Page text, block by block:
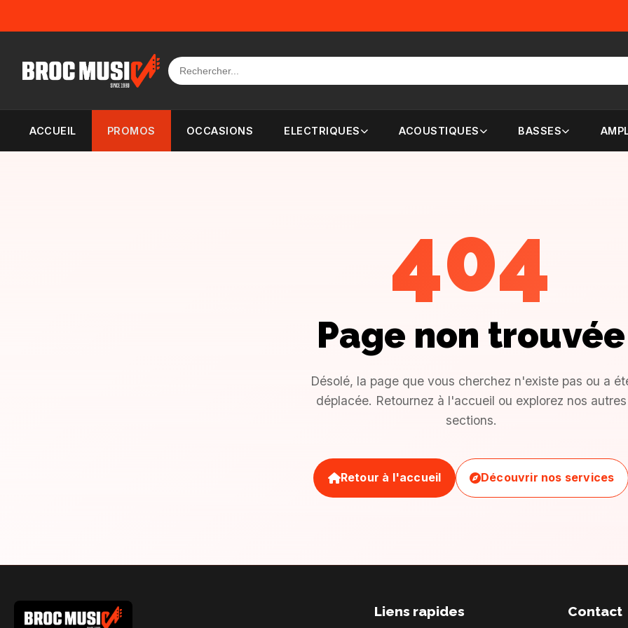
ACCUEIL PROMOS OCCASIONS ELECTRIQUES ACOUSTIQUES BASSES
404
Page non trouvée
Désolé, la page que vous cherchez n'existe pas ou a
déplacée. Retournez à l'accueil ou explorez nos autres
sections.
Retour à l'accueil Découvrir nos services
Liens rapides Contact